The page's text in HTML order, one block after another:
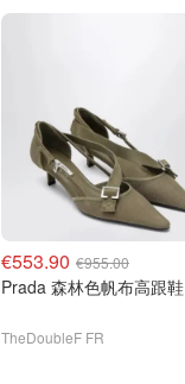
€553.90 €955.00
Prada 森林色帆布高跟鞋
TheDoubleF FR